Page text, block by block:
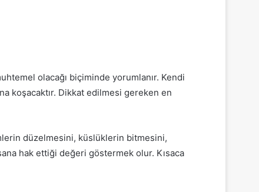
olacağı biçiminde yorumlanır. Kendi
koşacaktır. Dikkat edilmesi gereken en
düzelmesini, küslüklerin bitmesini,
hak ettiği değeri göstermek olur. Kısaca